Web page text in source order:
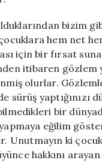
bizim
hem net
için bir fırsat
itibaren
olurlar.
yaptığınızı
bir
eğilim
Unutmayın ki
hakkını